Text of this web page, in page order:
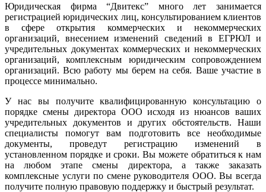
Юридическая фирма “Двитекс” много лет занимается
регистрацией юридических лиц, консультированием клиентов
в сфере открытия коммерческих и некоммерческих
организаций, внесением изменений сведений в ЕГРЮЛ и
учредительных документах коммерческих и некоммерческих
организаций, комплексным юридическим сопровождением
организаций. Всю работу мы берем на себя. Ваше участие в
процессе минимально.
У нас вы получите квалифицированную консультацию о
порядке смены директора ООО исходя из нюансов ваших
учредительных документов и других обстоятельств. Наши
специалисты помогут вам подготовить все необходимые
документы, проведут регистрацию изменений в
установленном порядке и сроки. Вы можете обратиться к нам
на любом этапе смены директора, а также заказать
комплексные услуги по смене руководителя ООО. Вы всегда
получите полную правовую поддержку и быстрый результат.